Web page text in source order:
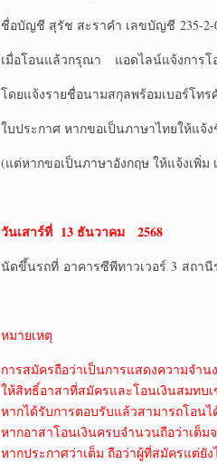
ชื่อบัญชี สุรัช สะราคำ เลขบัญชี 235-2-
เมื่อโอนแล้วกรุณา แอดไลน์แจ้งการโ
โดยแจ้งรายชื่อนามสกุลพร้อมเบอร์โท
ใบประกาศ หากขอเป็นภาษาไทยให้แ
(แต่หากขอเป็นภาษาอังกฤษ ให้แจ้งเพิ่
วันเสาร์ที่ 13 ธันวาคม 2568
นัดขึ้นรถที่ อาคารซีพีทาวเวอร์ 3 สถา
หมายเหตุ
การสมัครถือว่าเป็นการแสดงความจำน
ให้สิทธิ์อาสาที่สมัครและโอนเงินสมทบ
หากได้รับการตอบรับแล้วสามารถโอนไ
หากอาสาโอนเงินครบจำนวนถือว่าเต็ม
หากประกาศว่าเต็ม ถือว่าผู้ที่สมัครแต่ยั